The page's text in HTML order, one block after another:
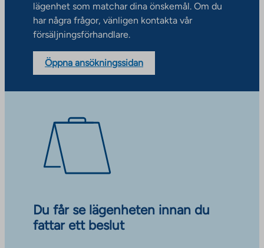
lägenhet som matchar dina önskemål. Om du
har några frågor, vänligen kontakta vår
försäljningsförhandlare.
Öppna ansökningssidan
Du får se lägenheten innan du
fattar ett beslut